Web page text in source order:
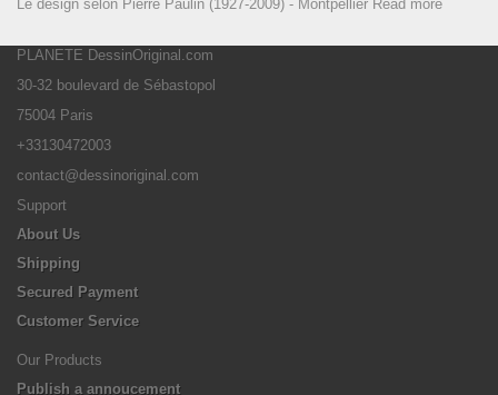
Le design selon Pierre Paulin (1927-2009) - Montpellier Read more
PLANETE DessinOriginal.com
30-32 boulevard de Sébastopol
75004 Paris
+33130472003
contact@dessinoriginal.com
Support
About Us
Shipping
Secured Payment
Customer Service
Our Products
Publish a annoucement